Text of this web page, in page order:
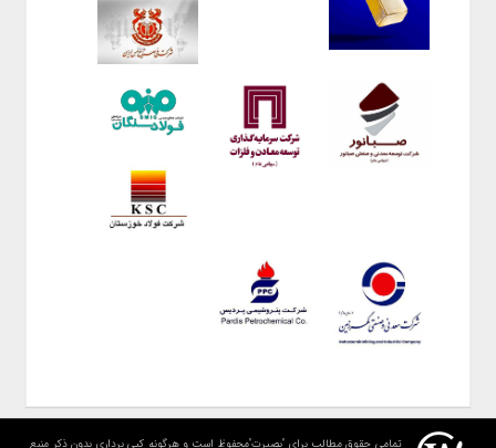
تمامی حقوق مطالب برای "بصیرت"محفوظ است و هرگونه کپی برداری بدون ذکر منبع